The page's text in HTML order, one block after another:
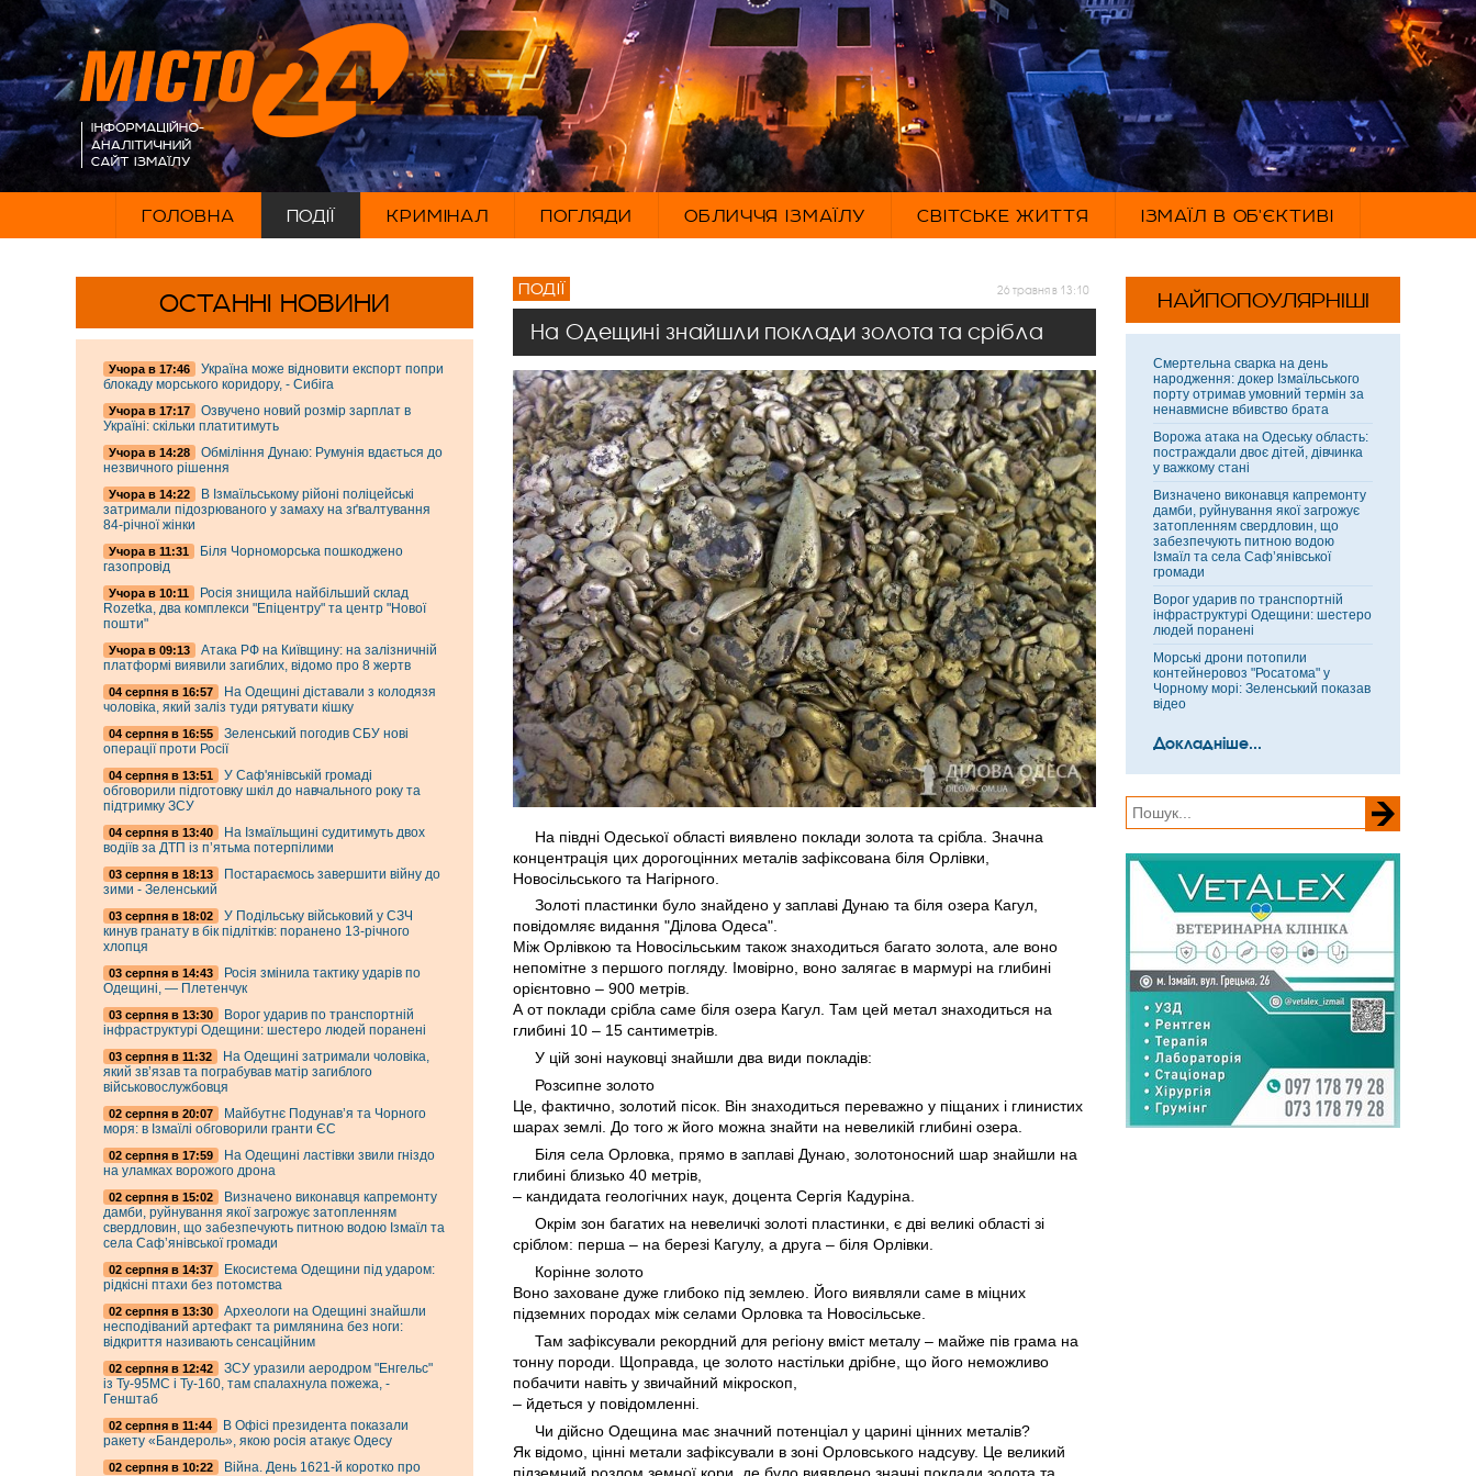
ГОЛОВНА ПОДІЇ КРИМІНАЛ ПОГЛЯДИ ОБЛИЧЧЯ ІЗМАЇЛУ СВІТСЬКЕ ЖИТТЯ ІЗМАЇЛ В ОБ'ЄКТИВІ
ОСТАННІ НОВИНИ
Учора в 17:46
Україна може відновити експорт попри
блокаду морського коридору, - Сибіга
Учора в 17:17
Озвучено новий розмір зарплат в
Україні: скільки платитимуть
Учора в 14:28
Обміління Дунаю: Румунія вдається до
незвичного рішення
Учора в 14:22
В Ізмаїльському рійоні поліцейські
затримали підозрюваного у замаху на зґвалтування
84-річної жінки
Учора в 11:31
Біля Чорноморська пошкоджено
газопровід
Учора в 10:11
Росія знищила найбільший склад
Rozetka, два комплекси "Епіцентру" та центр "Нової
пошти"
Учора в 09:13
Атака РФ на Київщину: на залізничній
платформі виявили загиблих, відомо про 8 жертв
04 серпня в 16:57
На Одещині діставали з колодязя
чоловіка, який заліз туди рятувати кішку
04 серпня в 16:55
Зеленський погодив СБУ нові
операції проти Росії
04 серпня в 13:51
У Саф'янівській громаді
обговорили підготовку шкіл до навчального року та
підтримку ЗСУ
04 серпня в 13:40
На Ізмаїльщині судитимуть двох
водіїв за ДТП із п’ятьма потерпілими
03 серпня в 18:13
Постараємось завершити війну до
зими - Зеленський
03 серпня в 18:02
У Подільську військовий у СЗЧ
кинув гранату в бік підлітків: поранено 13-річного
хлопця
03 серпня в 14:43
Росія змінила тактику ударів по
Одещині, — Плетенчук
03 серпня в 13:30
Ворог ударив по транспортній
інфраструктурі Одещини: шестеро людей поранені
03 серпня в 11:32
На Одещині затримали чоловіка,
який зв’язав та пограбував матір загиблого
військовослужбовця
02 серпня в 20:07
Майбутнє Подунав’я та Чорного
моря: в Ізмаїлі обговорили гранти ЄС
02 серпня в 17:59
На Одещині ластівки звили гніздо
на уламках ворожого дрона
02 серпня в 15:02
Визначено виконавця капремонту
дамби, руйнування якої загрожує затопленням
свердловин, що забезпечують питною водою Ізмаїл та
села Саф’янівської громади
02 серпня в 14:37
Екосистема Одещини під ударом:
рідкісні птахи без потомства
02 серпня в 13:30
Археологи на Одещині знайшли
несподіваний артефакт та римлянина без ноги:
відкриття називають сенсаційним
02 серпня в 12:42
ЗСУ уразили аеродром "Енгельс"
із Ту-95МС і Ту-160, там спалахнула пожежа, -
Генштаб
02 серпня в 11:44
В Офісі президента показали
ракету «Бандероль», якою росія атакує Одесу
02 серпня в 10:22
Війна. День 1621-й коротко про
ПОДІЇ 26 травня в 13:10
На Одещині знайшли поклади золота та срібла
На півдні Одеської області виявлено поклади золота та срібла. Значна
концентрація цих дорогоцінних металів зафіксована біля Орлівки,
Новосільського та Нагірного.
Золоті пластинки було знайдено у заплаві Дунаю та біля озера Кагул,
повідомляє видання "Ділова Одеса".
Між Орлівкою та Новосільським також знаходиться багато золота, але воно
непомітне з першого погляду. Імовірно, воно залягає в мармурі на глибині
орієнтовно – 900 метрів.
А от поклади срібла саме біля озера Кагул. Там цей метал знаходиться на
глибині 10 – 15 сантиметрів.
У цій зоні науковці знайшли два види покладів:
Розсипне золото
Це, фактично, золотий пісок. Він знаходиться переважно у піщаних і глинистих
шарах землі. До того ж його можна знайти на невеликій глибині озера.
Біля села Орловка, прямо в заплаві Дунаю, золотоносний шар знайшли на
глибині близько 40 метрів,
– кандидата геологічних наук, доцента Сергія Кадуріна.
Окрім зон багатих на невеличкі золоті пластинки, є дві великі області зі
сріблом: перша – на березі Кагулу, а друга – біля Орлівки.
Корінне золото
Воно заховане дуже глибоко під землею. Його виявляли саме в міцних
підземних породах між селами Орловка та Новосільське.
Там зафіксували рекордний для регіону вміст металу – майже пів грама на
тонну породи. Щоправда, це золото настільки дрібне, що його неможливо
побачити навіть у звичайний мікроскоп,
– йдеться у повідомленні.
Чи дійсно Одещина має значний потенціал у царині цінних металів?
Як відомо, цінні метали зафіксували в зоні Орловського надсуву. Це великий
НАЙПОПОУЛЯРНІШІ
Смертельна сварка на день
народження: докер Ізмаїльського
порту отримав умовний термін за
ненавмисне вбивство брата
Ворожа атака на Одеську область:
постраждали двоє дітей, дівчинка
у важкому стані
Визначено виконавця капремонту
дамби, руйнування якої загрожує
затопленням свердловин, що
забезпечують питною водою
Ізмаїл та села Саф’янівської
громади
Ворог ударив по транспортній
інфраструктурі Одещини: шестеро
людей поранені
Морські дрони потопили
контейнеровоз "Росатома" у
Чорному морі: Зеленський показав
відео
Докладніше...